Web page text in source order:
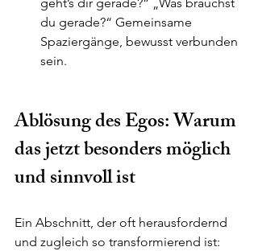
geht’s dir gerade?“ „Was brauchst
du gerade?“ Gemeinsame
Spaziergänge, bewusst verbunden
sein.
Ablösung des Egos: Warum
das jetzt besonders möglich
und sinnvoll ist
Ein Abschnitt, der oft herausfordernd
und zugleich so transformierend ist: